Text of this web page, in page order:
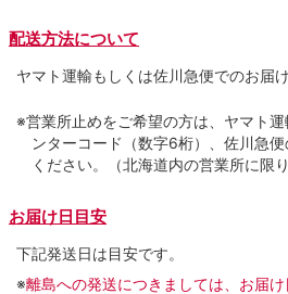
配送方法について
ヤマト運輸もしくは佐川急便でのお届
※営業所止めをご希望の方は、ヤマト
ンターコード（数字6桁）、佐川急
ください。（北海道内の営業所に限り
お届け日目安
下記発送日は目安です。
※離島への発送につきましては、お届